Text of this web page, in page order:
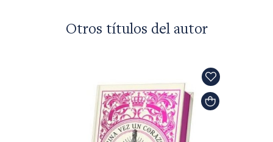
Otros títulos del autor